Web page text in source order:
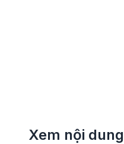
Xem nội